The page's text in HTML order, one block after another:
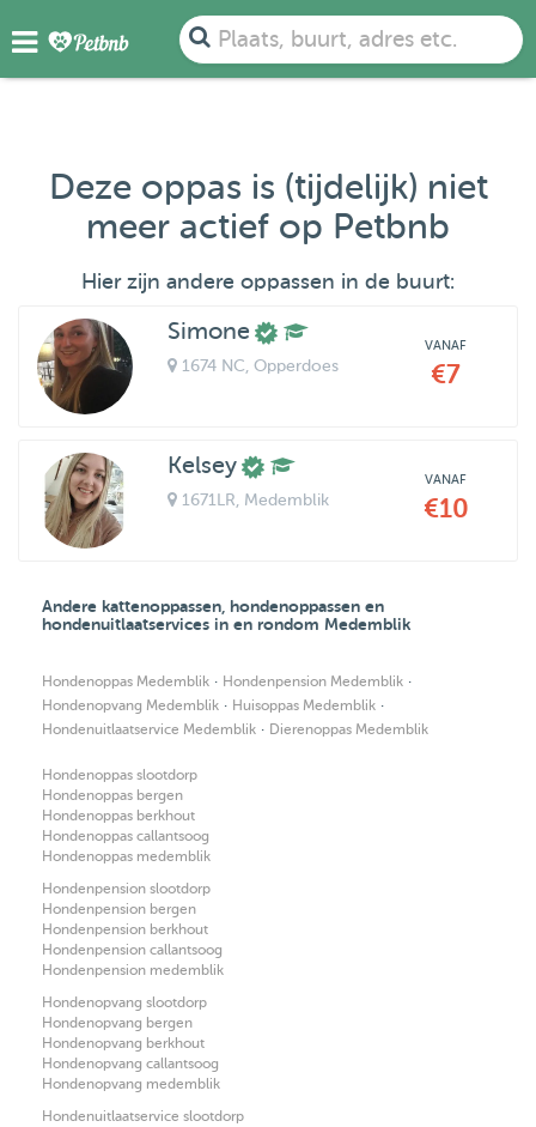
Plaats, buurt, adres etc.
Deze oppas is (tijdelijk) niet
meer actief op Petbnb
Hier zijn andere oppassen in de buurt:
Simone
1674 NC , Opperdoes
VANAF
€7
Kelsey
1671LR , Medemblik
VANAF
€10
Andere kattenoppassen, hondenoppassen en
hondenuitlaatservices in en rondom Medemblik
Hondenoppas Medemblik · Hondenpension Medemblik ·
Hondenopvang Medemblik · Huisoppas Medemblik ·
Hondenuitlaatservice Medemblik · Dierenoppas Medemblik
Hondenoppas slootdorp
Hondenoppas bergen
Hondenoppas berkhout
Hondenoppas callantsoog
Hondenoppas medemblik
Hondenpension slootdorp
Hondenpension bergen
Hondenpension berkhout
Hondenpension callantsoog
Hondenpension medemblik
Hondenopvang slootdorp
Hondenopvang bergen
Hondenopvang berkhout
Hondenopvang callantsoog
Hondenopvang medemblik
Hondenuitlaatservice slootdorp